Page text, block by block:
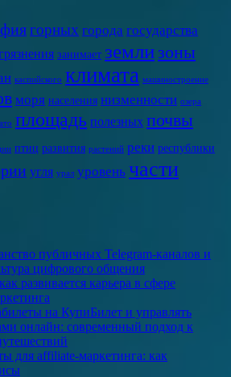
горных города государства
занимает земли зоны
каспийского климата машиностроение
моря населения низменности озера
площадь полезных почвы
птиц развития растений реки республики
угля урал уровень части
публичных Telegram-каналов и
цифрового общения
развивается карьера в сфере
на КупиБилет и управлять
онлайн: современный подход к
для affiliate-маркетинга: как